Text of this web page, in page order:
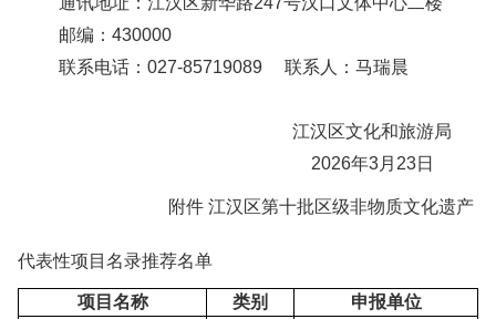
邮编：430000
联系电话：027-85719089 联系人：马瑞晨
江汉区文化和旅游局
2026年3月23日
附件 江汉区第十批区级非物质文化遗产
代表性项目名录推荐名单
项目名称 类别 申报单位